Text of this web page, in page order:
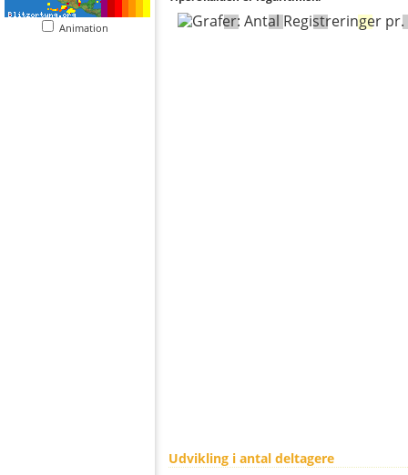
Animation
Udvikling i antal deltagere